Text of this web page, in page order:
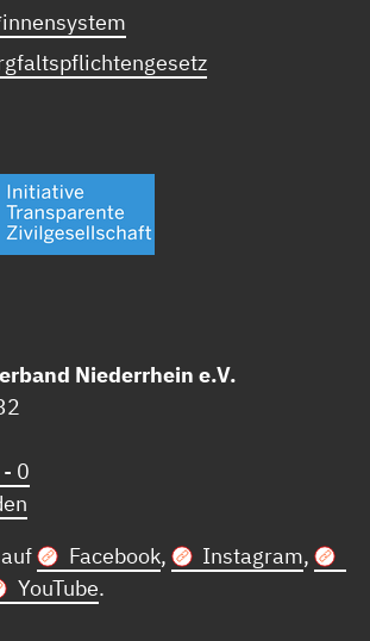
Niederrhein e.V.
0
auf
Facebook, Instagram,
YouTube.